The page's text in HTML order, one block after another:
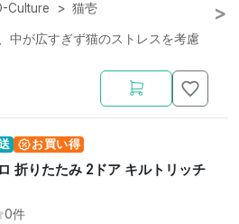
Culture > 猫壱
中が広すぎず猫のストレスを考慮
お買い得
折りたたみ 2ドア キルトリッチ
0件